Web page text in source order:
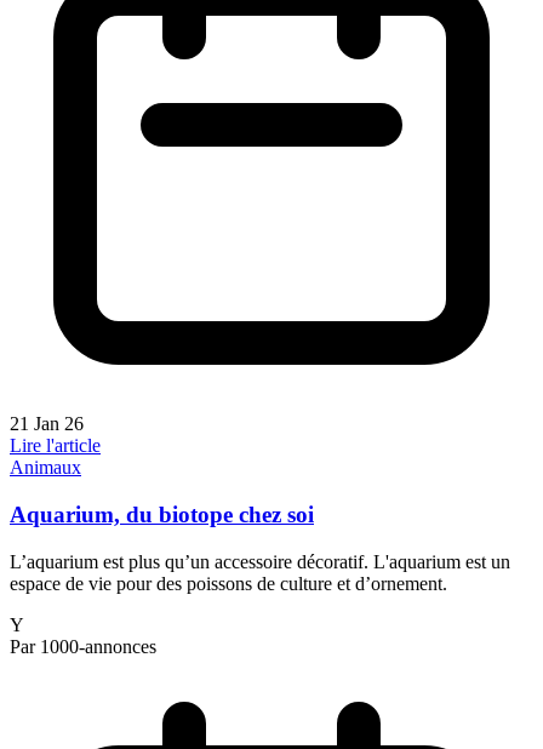
21 Jan 26
Lire l'article
Animaux
Aquarium, du biotope chez soi
L’aquarium est plus qu’un accessoire décoratif. L'aquarium est un
espace de vie pour des poissons de culture et d’ornement.
Y
Par 1000-annonces